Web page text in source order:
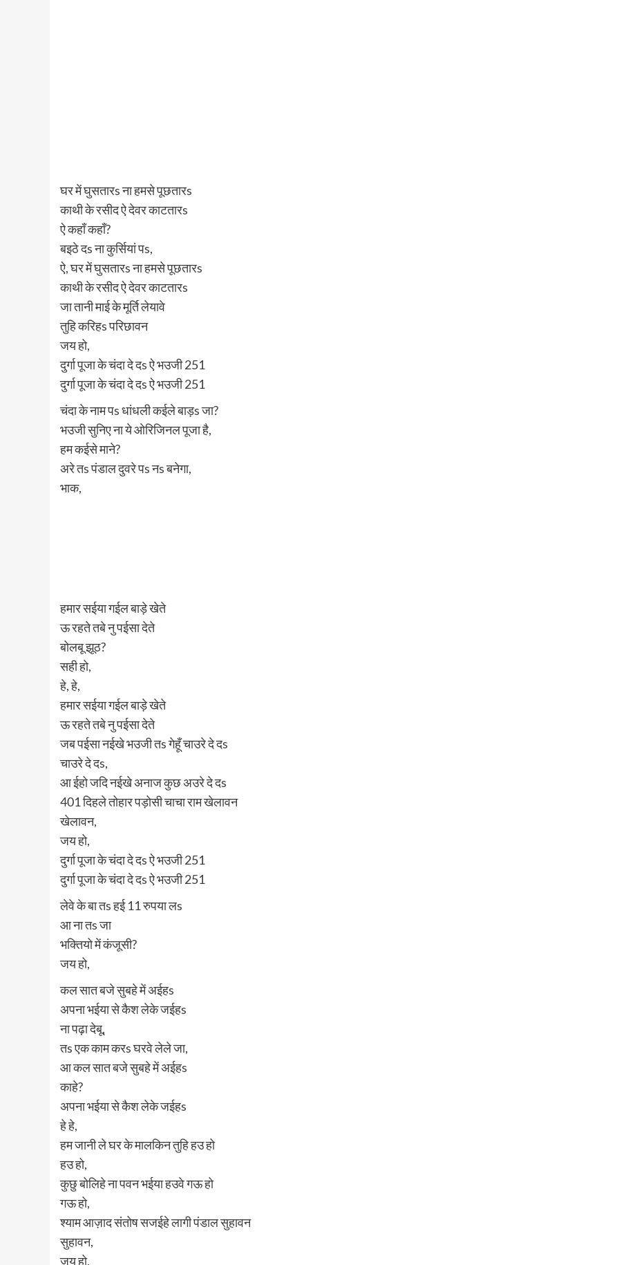
घर में घुसतारs ना हमसे पूछतारs
काथी के रसीद ऐ देवर काटतारs
ऐ कहाँ कहाँ?
बइठे दs ना कुर्सियां पs,
ऐ, घर में घुसतारs ना हमसे पूछतारs
काथी के रसीद ऐ देवर काटतारs
जा तानी माई के मूर्ति लेयावे
तुहि करिहs परिछावन
जय हो,
दुर्गा पूजा के चंदा दे दs ऐ भउजी 251
दुर्गा पूजा के चंदा दे दs ऐ भउजी 251
चंदा के नाम पs धांधली कईले बाड़s जा?
भउजी सुनिए ना ये ओरिजिनल पूजा है,
हम कईसे माने?
अरे तs पंडाल दुवरे पs नs बनेगा,
भाक,
हमार सईया गईल बाड़े खेते
ऊ रहते तबे नु पईसा देते
बोलबू झूठ?
सही हो,
हे, हे,
हमार सईया गईल बाड़े खेते
ऊ रहते तबे नु पईसा देते
जब पईसा नईखे भउजी तs गेहूँ चाउरे दे दs
चाउरे दे दs,
आ ईहो जदि नईखे अनाज कुछ अउरे दे दs
401 दिहले तोहार पड़ोसी चाचा राम खेलावन
खेलावन,
जय हो,
दुर्गा पूजा के चंदा दे दs ऐ भउजी 251
दुर्गा पूजा के चंदा दे दs ऐ भउजी 251
लेवे के बा तs हई 11 रुपया लs
आ ना तs जा
भक्तियो में कंजूसी?
जय हो,
कल सात बजे सुबहे में अईहs
अपना भईया से कैश लेके जईहs
ना पढ़ा देबू,
तs एक काम करs घरवे लेले जा,
आ कल सात बजे सुबहे में अईहs
काहे?
अपना भईया से कैश लेके जईहs
हे हे,
हम जानी ले घर के मालकिन तुहि हउ हो
हउ हो,
कुछु बोलिहे ना पवन भईया हउवे गऊ हो
गऊ हो,
श्याम आज़ाद संतोष सजईहे लागी पंडाल सुहावन
सुहावन,
जय हो,